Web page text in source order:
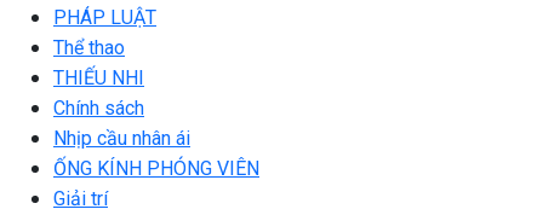
PHÁP LUẬT
Thể thao
THIẾU NHI
Chính sách
Nhịp cầu nhân ái
ỐNG KÍNH PHÓNG VIÊN
Giải trí